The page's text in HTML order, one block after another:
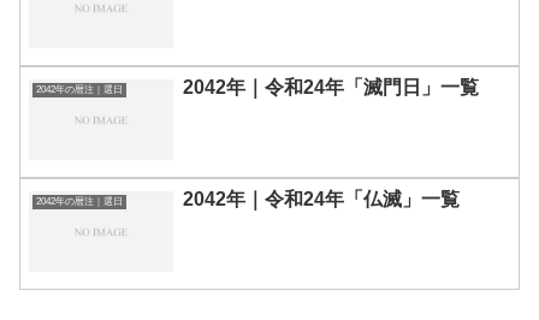
2042年の暦注｜選日 2042年｜令和24年「滅門日」一覧
2042年の暦注｜選日 2042年｜令和24年「仏滅」一覧